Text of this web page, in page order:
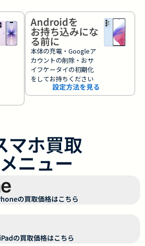
Androidを
お持ち込みにな
る前に
本体の充電・Googleア
カウントの削除・おサ
イフケータイの初期化
をしてお持ちください
設定方法を見る
マホ買取
メニュー
の買取価格はこちら
iPadの買取価格はこちら